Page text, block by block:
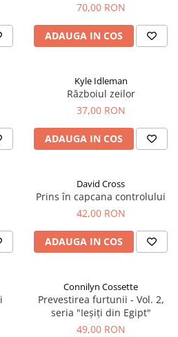
70,00 RON
ADAUGA IN COS
Kyle Idleman
Războiul zeilor
37,00 RON
ADAUGA IN COS
David Cross
Prins în capcana controlului
42,00 RON
ADAUGA IN COS
Connilyn Cossette
Prevestirea furtunii - Vol. 2,
seria "Ieșiți din Egipt"
49,00 RON